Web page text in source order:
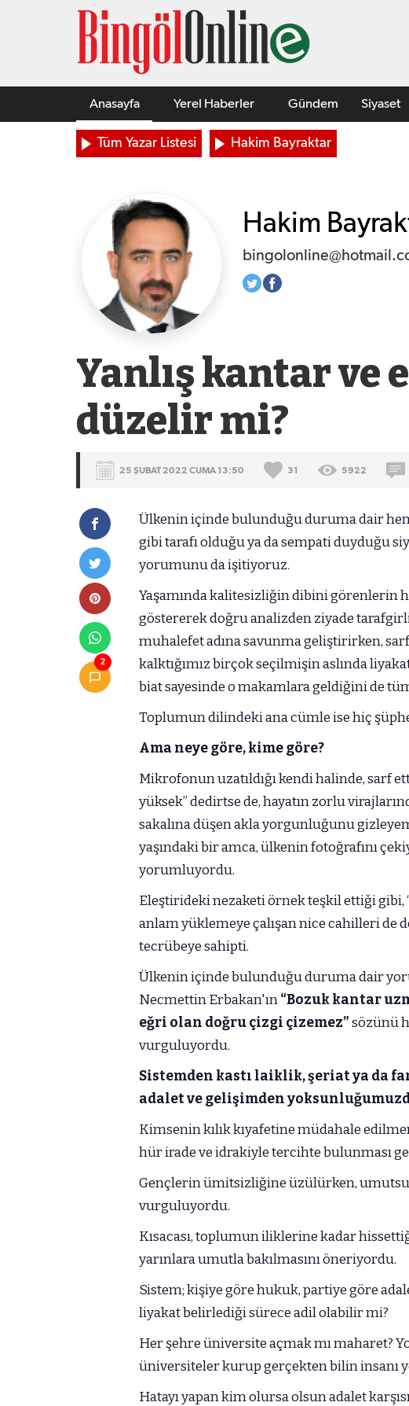
Anasayfa Yerel Haberler Gündem Siyaset
Tüm Yazar Listesi Hakim Bayraktar
Hakim
Yanlış kantar ve
düzelir mi?
25 ŞUBAT 2022 CUMA 13:50 31 5922
2
Ülkenin içinde bulunduğu duruma dair
gibi tarafı olduğu ya da sempati duyduğu
yorumunu da işitiyoruz.
Yaşamında kalitesizliğin dibini görenlerin
göstererek doğru analizden ziyade
muhalefet adına savunma geliştirirken,
kalktığımız birçok seçilmişin aslında
biat sayesinde o makamlara geldiğini de
Toplumun dilindeki ana cümle ise hiç
Ama neye göre, kime göre?
Mikrofonun uzatıldığı kendi halinde, sarf
yüksek” dedirtse de, hayatın zorlu
sakalına düşen akla yorgunluğunu
yaşındaki bir amca, ülkenin fotoğrafını
yorumluyordu.
Eleştirideki nezaketi örnek teşkil ettiği gibi,
anlam yüklemeye çalışan nice cahilleri de
tecrübeye sahipti.
Ülkenin içinde bulunduğu duruma dair
Necmettin Erbakan'ın“Bozuk kantar
eğri olan doğru çizgi çizemez”sözünü
vurguluyordu.
Sistemden kastı laiklik, şeriat ya da
adalet ve gelişimden
Kimsenin kılık kıyafetine müdahale
hür irade ve idrakiyle tercihte bulunması
Gençlerin ümitsizliğine üzülürken,
vurguluyordu.
Kısacası, toplumun iliklerine kadar
yarınlara umutla bakılmasını öneriyordu.
Sistem; kişiye göre hukuk, partiye göre
liyakat belirlediği sürece adil olabilir mi?
Her şehre üniversite açmak mı maharet?
üniversiteler kurup gerçekten bilin insanı
Hatayı yapan kim olursa olsun adalet